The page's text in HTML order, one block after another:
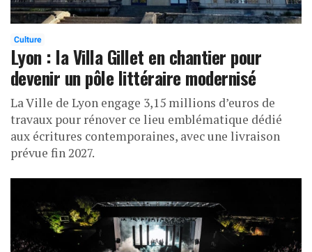
Culture
Lyon : la Villa Gillet en chantier pour
devenir un pôle littéraire modernisé
La Ville de Lyon engage 3,15 millions d’euros de
travaux pour rénover ce lieu emblématique dédié
aux écritures contemporaines, avec une livraison
prévue fin 2027.